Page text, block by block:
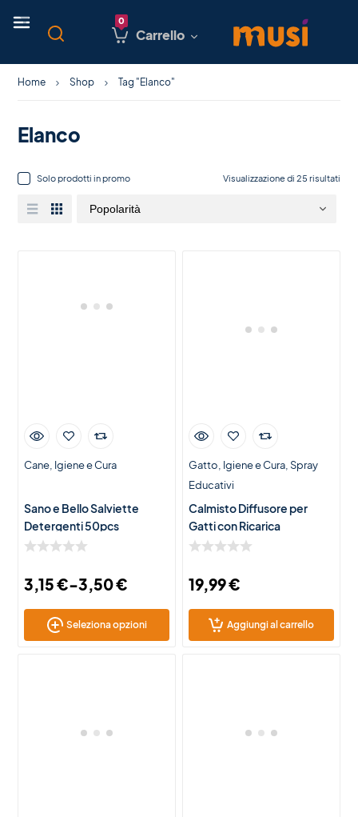
Carrello
Home Shop Tag "Elanco"
Elanco
Solo prodotti in promo Visualizzazione di 25 risultati
Cane Igiene e Cura
Sano e Bello Salviette
Detergenti 50pcs
3,15€-3,50€
Seleziona opzioni
Gatto Igiene e Cura Spray
Educativi
Calmisto Diffusore per
Gatti con Ricarica
19,99€
Aggiungi al carrello